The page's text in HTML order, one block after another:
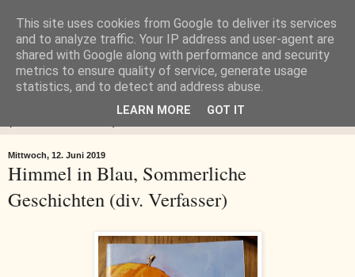
Buch-Lady.de
BUCH-LADY.DE Blog einer viellesenden Lady
Mittwoch, 12. Juni 2019
Himmel in Blau, Sommerliche
Geschichten (div. Verfasser)
This site uses cookies from Google to deliver its services
and to analyze traffic. Your IP address and user-agent are
shared with Google along with performance and security
metrics to ensure quality of service, generate usage
statistics, and to detect and address abuse.
LEARN MORE GOT IT